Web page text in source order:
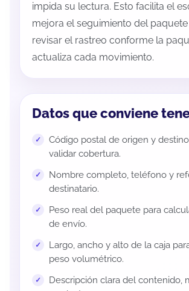
impida su lectura. Esto facilita el
mejora el seguimiento del
revisar el rastreo conforme la
actualiza cada movimiento.
Datos que conviene
Código postal de origen y
validar cobertura.
Nombre completo, teléfono y
destinatario.
Peso real del paquete para
de envío.
Largo, ancho y alto de la caja
peso volumétrico.
Descripción clara del contenido,